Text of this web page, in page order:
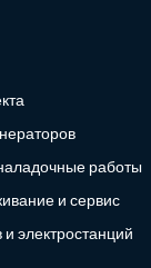
работы
и сервис
электростанций